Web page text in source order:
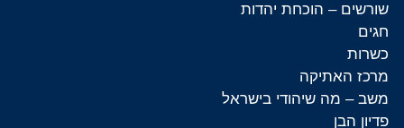
שורשים – הוכחת יהדות
חגים
כשרות
מרכז האתיקה
משב – מה שיהודי בישראל
פדיון הבן